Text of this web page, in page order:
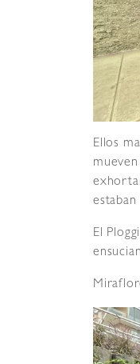
Ellos
estaban
El